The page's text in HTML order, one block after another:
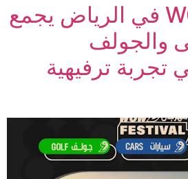
مهرجان WOW في الرياض يجمع
والجولف
تجربة ترفيهية